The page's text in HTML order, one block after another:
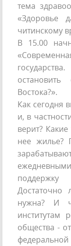
тема
«Здоровье
читинскому
В 15.00
Востока?».
Как сегодня
и, в
верит?
нее жилье?
нужна? И
институтам
общества -